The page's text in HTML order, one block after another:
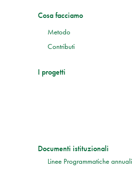
Cosa facciamo
Metodo
Contributi
I progetti
Documenti istituzionali
Linee Programmatiche annuali